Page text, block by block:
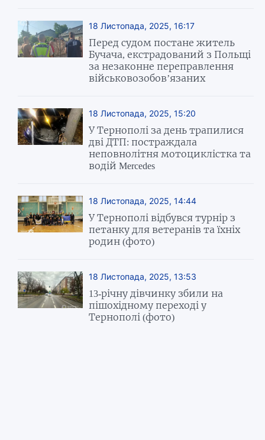
18 Листопада, 2025, 16:17
Перед судом постане житель
Бучача, екстрадований з Польщі
за незаконне переправлення
військовозобов’язаних
18 Листопада, 2025, 15:20
У Тернополі за день трапилися
дві ДТП: постраждала
неповнолітня мотоциклістка та
водій Mercedes
18 Листопада, 2025, 14:44
У Тернополі відбувся турнір з
петанку для ветеранів та їхніх
родин (фото)
18 Листопада, 2025, 13:53
13-річну дівчинку збили на
пішохідному переході у
Тернополі (фото)